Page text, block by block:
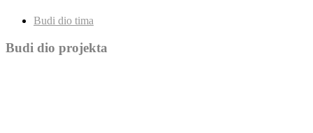
Budi dio tima
Budi dio projekta